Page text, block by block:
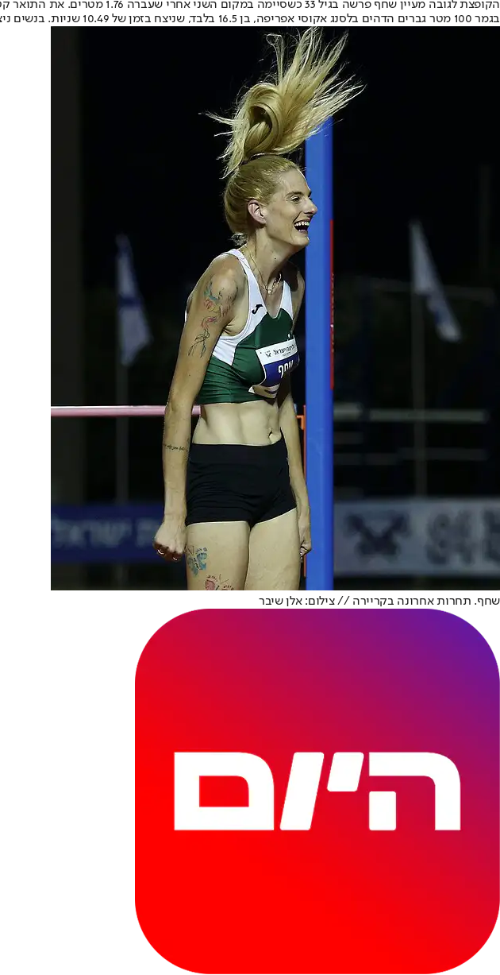
הקופצת לגובה מעיין שחף פרשה בגיל 33 כשסיימה במקום השני אחרי שעברה 1.76 מטרים. את התואר קטפה דניאל פרנקל.
בגמר 100 מטר גברים הדהים בלסנג אקוסי אפריפה, בן 16.5 בלבד, שניצח בזמן של 10.49 שניות. בנשים ניצחה ניצן לוי (12.03 ש').
שחף. תחרות אחרונה בקריירה // צילום: אלן שיבר